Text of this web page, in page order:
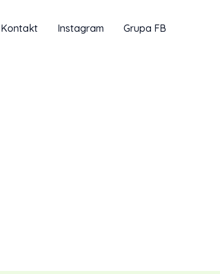
Kontakt Instagram Grupa FB